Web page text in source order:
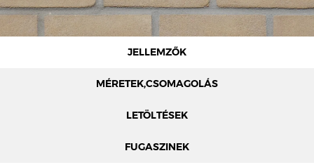
JELLEMZŐK
MÉRETEK,CSOMAGOLÁS
LETÖLTÉSEK
FUGASZINEK